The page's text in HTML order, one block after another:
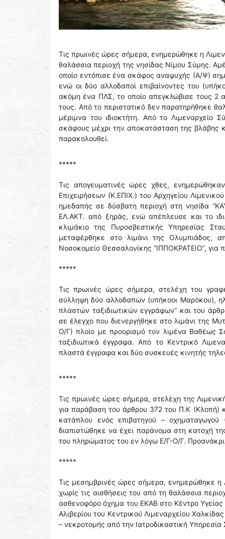
Τις πρωινές ώρες σήμερα, ενημερώθηκε η
θαλάσσια περιοχή της νησίδας Νίμου Σύμης.
οποίο εντόπισε ένα σκάφος αναψυχής (Α/Ψ)
ενώ οι δύο αλλοδαποί επιβαίνοντες του
ακόμη ένα ΠΛΣ, το οποίο απεγκλώβισε τους 2
τους. Από το περιστατικό δεν παρατηρήθηκε
μέριμνα του ιδιοκτήτη. Από το Λιμεναρχείο
σκάφους μέχρι την αποκατάσταση της βλάβης
παρακολουθεί.
*****
Τις απογευματινές ώρες χθες,
Επιχειρήσεων (Κ.ΕΠΙΧ.) του Αρχηγείου
ημεδαπής σε δύσβατη περιοχή στη νησίδα
ΕΛ.ΑΚΤ. από ξηράς, ενώ απέπλευσε και το
κλιμάκιο της Πυροσβεστικής Υπηρεσίας
μεταφέρθηκε στο λιμάνι της Ολυμπιάδος,
Νοσοκομείο Θεσσαλονίκης “ΙΠΠΟΚΡΑΤΕΙΟ”, για
*****
Τις πρωινές ώρες σήμερα, στελέχη του
σύλληψη δύο αλλοδαπών (υπήκοοι Μαρόκου),
πλαστών ταξιδιωτικών εγγράφων” και του
σε έλεγχο που διενεργήθηκε στο λιμάνι της
Ο/Γ) πλοίο με προορισμό τον λιμένα Βαθέως
ταξιδιωτικά έγγραφα. Από το Κεντρικό
πλαστά έγγραφα και δύο συσκευές κινητής
*****
Τις πρωινές ώρες σήμερα, στελέχη της
για παράβαση του άρθρου 372 του Π.Κ (Κλοπή)
κατάπλου ενός επιβατηγού –
διαπιστώθηκε να έχει παράνομα στη κατοχή
του πληρώματος του εν λόγω Ε/Γ-Ο/Γ.
*****
Τις μεσημβρινές ώρες σήμερα, ενημερώθηκε η
χωρίς τις αισθήσεις του από τη θαλάσσια
ασθενοφόρο όχημα του ΕΚΑΒ στο Κέντρο Υγείας
Αλιβερίου του Κεντρικού Λιμεναρχείου
– νεκροτομής από την Ιατροδικαστική